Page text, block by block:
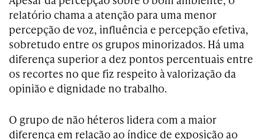
relatório chama a atenção para uma menor
percepção de voz, influência e percepção efetiva,
sobretudo entre os grupos minorizados. Há uma
diferença superior a dez pontos percentuais entre
os recortes no que fiz respeito à valorização da
opinião e dignidade no trabalho.
O grupo de não héteros lidera com a maior
diferença em relação ao índice de exposição ao